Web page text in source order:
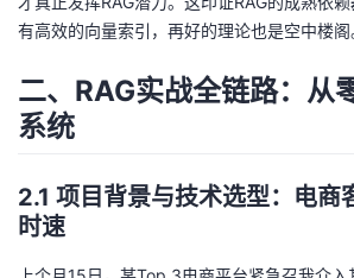
有高效的向量索引，再好的理论也是空中楼阁
二、RAG实战全链路：从
系统
2.1 项目背景与技术选型：电商
时速